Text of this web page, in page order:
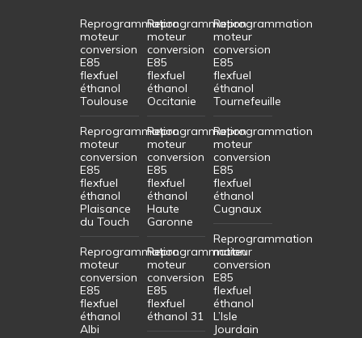
Reprogrammation
moteur
conversion
E85
flexfuel
éthanol
Toulouse
Reprogrammation
moteur
conversion
E85
flexfuel
éthanol
Plaisance
du Touch
Reprogrammation
moteur
conversion
E85
flexfuel
éthanol
Albi
Reprogrammation
moteur
conversion
E85
flexfuel
éthanol
Occitanie
Reprogrammation
moteur
conversion
E85
flexfuel
éthanol
Haute
Garonne
Reprogrammation
moteur
conversion
E85
flexfuel
éthanol 31
Reprogrammation
moteur
conversion
E85
flexfuel
éthanol
Tournefeuille
Reprogrammation
moteur
conversion
E85
flexfuel
éthanol
Cugnaux
Reprogrammation
moteur
conversion
E85
flexfuel
éthanol
L’Isle
Jourdain